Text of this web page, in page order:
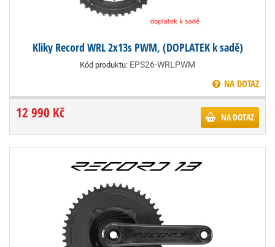
Kliky Record WRL 2x13s PWM, (DOPLATEK k sadě)
Kód produktu: EPS26-WRLPWM
NA DOTAZ
12 990 Kč NA DOTAZ